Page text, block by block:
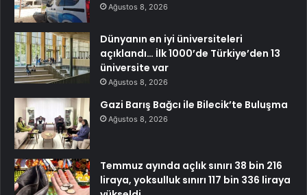
Ağustos 8, 2026
Dünyanın en iyi üniversiteleri
açıklandı… İlk 1000’de Türkiye’den 13
üniversite var
Ağustos 8, 2026
Gazi Barış Bağcı ile Bilecik’te Buluşma
Ağustos 8, 2026
Temmuz ayında açlık sınırı 38 bin 216
liraya, yoksulluk sınırı 117 bin 336 liraya